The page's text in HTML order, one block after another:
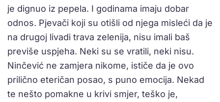
je dignuo iz pepela. I godinama imaju dobar
odnos. Pjevači koji su otišli od njega misleći da je
na drugoj livadi trava zelenija, nisu imali baš
previše uspjeha. Neki su se vratili, neki nisu.
Ninčević ne zamjera nikome, ističe da je ovo
prilično eteričan posao, s puno emocija. Nekad
te nešto pomakne u krivi smjer, teško je,